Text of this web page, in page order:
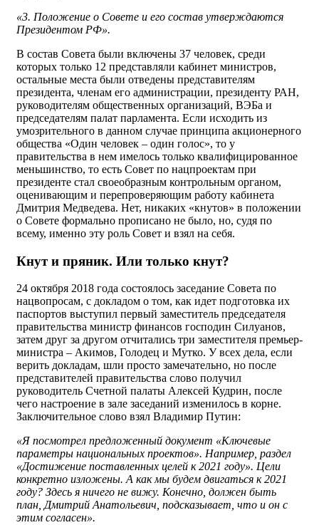
«3. Положение о Совете и его состав утверждаются
Президентом РФ».
В состав Совета были включены 37 человек, среди
которых только 12 представляли кабинет министров,
остальные места были отведены представителям
президента, членам его администрации, президенту РАН,
руководителям общественных организаций, ВЭБа и
председателям палат парламента. Если исходить из
умозрительного в данном случае принципа акционерного
общества «Один человек – один голос», то у
правительства в нем имелось только квалифицированное
меньшинство, то есть Совет по нацпроектам при
президенте стал своеобразным контрольным органом,
оценивающим и перепроверяющим работу кабинета
Дмитрия Медведева. Нет, никаких «кнутов» в положении
о Совете формально прописано не было, но, судя по
всему, именно эту роль Совет и взял на себя.
Кнут и пряник. Или только кнут?
24 октября 2018 года состоялось заседание Совета по
нацвопросам, с докладом о том, как идет подготовка их
паспортов выступил первый заместитель председателя
правительства министр финансов господин Силуанов,
затем друг за другом отчитались три заместителя премьер-
министра – Акимов, Голодец и Мутко. У всех дела, если
верить докладам, шли просто замечательно, но после
представителей правительства слово получил
руководитель Счетной палаты Алексей Кудрин, после
чего настроение в зале заседаний изменилось в корне.
Заключительное слово взял Владимир Путин:
«Я посмотрел предложенный документ «Ключевые
параметры национальных проектов». Например, раздел
«Достижение поставленных целей к 2021 году». Цели
конкретно изложены. А как мы будем двигаться к 2021
году? Здесь я ничего не вижу. Конечно, должен быть
план, Дмитрий Анатольевич, подсказывает, что и он с
этим согласен».